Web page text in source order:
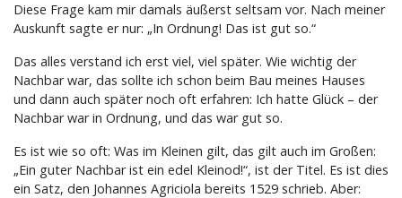
Diese Frage kam mir damals äußerst seltsam vor. Nach meiner
Auskunft sagte er nur: „In Ordnung! Das ist gut so.“
Das alles verstand ich erst viel, viel später. Wie wichtig der
Nachbar war, das sollte ich schon beim Bau meines Hauses
und dann auch später noch oft erfahren: Ich hatte Glück – der
Nachbar war in Ordnung, und das war gut so.
Es ist wie so oft: Was im Kleinen gilt, das gilt auch im Großen:
„Ein guter Nachbar ist ein edel Kleinod!“, ist der Titel. Es ist dies
ein Satz, den Johannes Agriciola bereits 1529 schrieb. Aber: